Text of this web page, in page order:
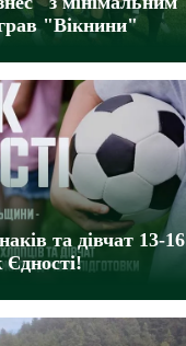
"Вікнини"
та дівчат 13-16
Єдності!